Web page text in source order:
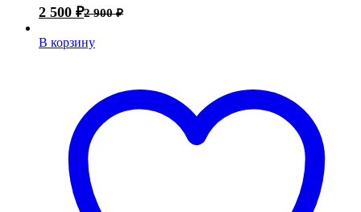
2 500 ₽2 900₽
В корзину